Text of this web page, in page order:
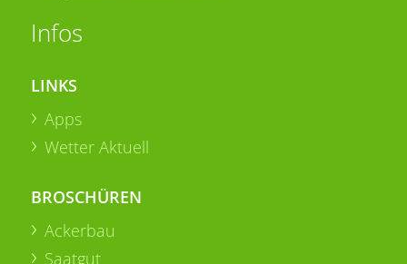
Infos
LINKS
Apps
Wetter Aktuell
BROSCHÜREN
Ackerbau
Saatgut